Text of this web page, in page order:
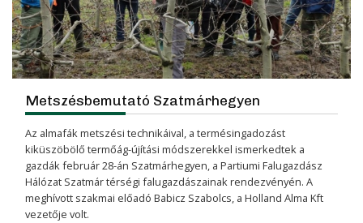
Metszésbemutató Szatmárhegyen
Az almafák metszési technikáival, a termésingadozást
kiküszöbölő termőág-újítási módszerekkel ismerkedtek a
gazdák február 28-án Szatmárhegyen, a Partiumi Falugazdász
Hálózat Szatmár térségi falugazdászainak rendezvényén. A
meghívott szakmai előadó Babicz Szabolcs, a Holland Alma Kft
vezetője volt.